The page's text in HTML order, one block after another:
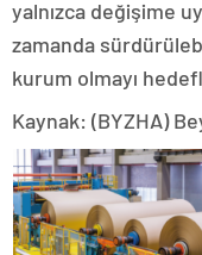
yalnızca değişime
zamanda
kurum olmayı
Kaynak: (BYZHA)